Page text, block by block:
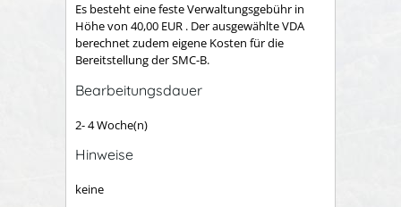
Es besteht eine feste Verwaltungsgebühr in
Höhe von 40,00 EUR . Der ausgewählte VDA
berechnet zudem eigene Kosten für die
Bereitstellung der SMC-B.
Bearbeitungsdauer
2- 4 Woche(n)
Hinweise
keine